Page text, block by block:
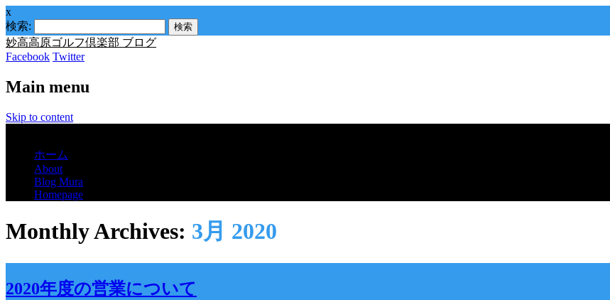
x
検索:
妙高高原ゴルフ倶楽部 ブログ
Facebook Twitter
Main menu
Skip to content
ホーム
About
Blog Mura
Homepage
Monthly Archives: 3月 2020
2020年度の営業について